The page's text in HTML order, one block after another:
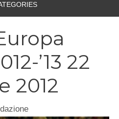
’13 22
2012